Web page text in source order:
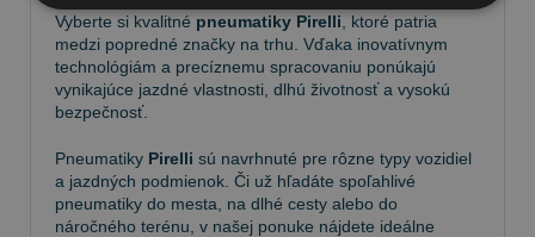
Vyberte si kvalitné pneumatiky Pirelli , ktoré patria
medzi popredné značky na trhu. Vďaka inovatívnym
technológiám a precíznemu spracovaniu ponúkajú
vynikajúce jazdné vlastnosti, dlhú životnosť a vysokú
bezpečnosť.
Pneumatiky Pirelli sú navrhnuté pre rôzne typy vozidiel
a jazdných podmienok. Či už hľadáte spoľahlivé
pneumatiky do mesta, na dlhé cesty alebo do
náročného terénu, v našej ponuke nájdete ideálne